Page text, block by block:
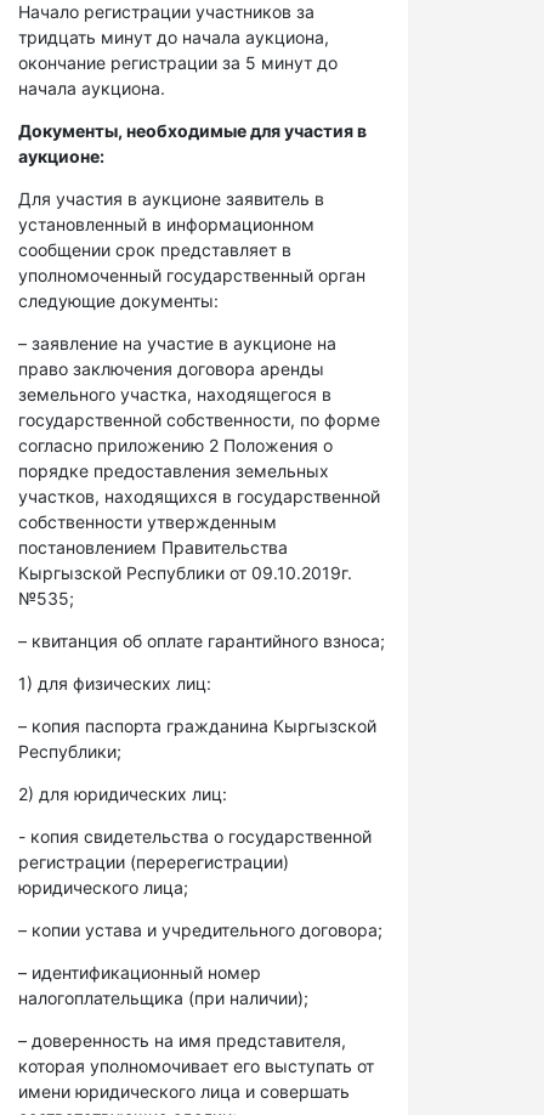
Начало регистрации участников за
тридцать минут до начала аукциона,
окончание регистрации за 5 минут до
начала аукциона.
Документы, необходимые для участия в
аукционе:
Для участия в аукционе заявитель в
установленный в информационном
сообщении срок представляет в
уполномоченный государственный орган
следующие документы:
– заявление на участие в аукционе на
право заключения договора аренды
земельного участка, находящегося в
государственной собственности, по форме
согласно приложению 2 Положения о
порядке предоставления земельных
участков, находящихся в государственной
собственности утвержденным
постановлением Правительства
Кыргызской Республики от 09.10.2019г.
№535;
– квитанция об оплате гарантийного взноса;
1) для физических лиц:
– копия паспорта гражданина Кыргызской
Республики;
2) для юридических лиц:
- копия свидетельства о государственной
регистрации (перерегистрации)
юридического лица;
– копии устава и учредительного договора;
– идентификационный номер
налогоплательщика (при наличии);
– доверенность на имя представителя,
которая уполномочивает его выступать от
имени юридического лица и совершать